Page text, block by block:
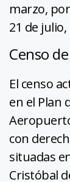
marzo,
21 de
Censo
El censo
en el Plan
con
situadas
Cristóbal